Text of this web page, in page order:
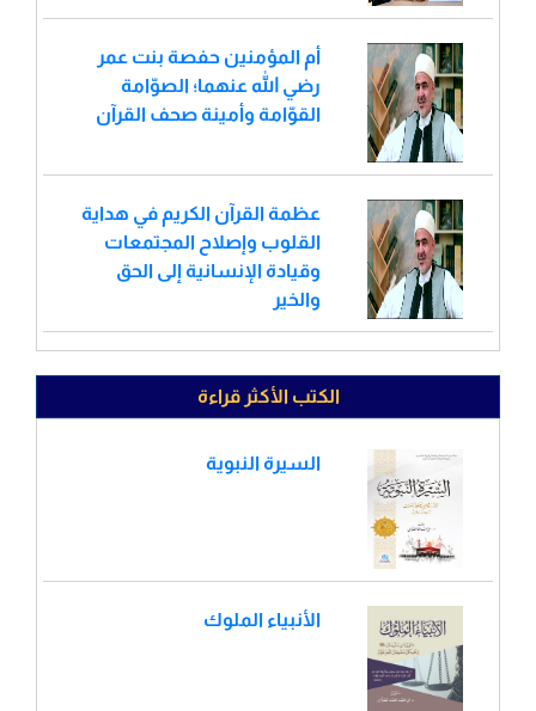
أم المؤمنين حفصة بنت عمر
رضي الله عنهما؛ الصوّامة
القوّامة وأمينة صحف القرآن
عظمة القرآن الكريم في هداية
القلوب وإصلاح المجتمعات
وقيادة الإنسانية إلى الحق
والخير
الكتب الأكثر قراءة
السيرة النبوية
الأنبياء الملوك